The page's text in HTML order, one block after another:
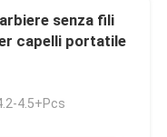
senza fili
capelli portatile
4.5+Pcs